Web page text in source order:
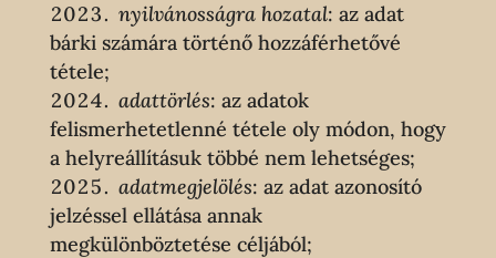
nyilvánosságra hozatal: az adat
bárki számára történő hozzáférhetővé
tétele;
adattörlés: az adatok
felismerhetetlenné tétele oly módon, hogy
a helyreállításuk többé nem lehetséges;
adatmegjelölés: az adat azonosító
jelzéssel ellátása annak
megkülönböztetése céljából;